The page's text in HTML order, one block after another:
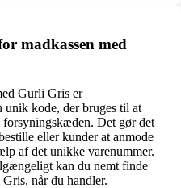
madkassen med
Gurli Gris er
unik kode, der bruges til at
Det gør det
eller kunder at anmode
af det unikke varenummer.
kan du nemt finde
når du handler.